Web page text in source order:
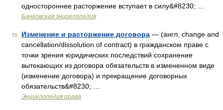
одностороннее расторжение вступает в силу&#8230; …
Банковская энциклопедия
78 Изменение и расторжение договора — (англ. change and
cancellation/dissolution of contract) в гражданском праве с
точки зрения юридических последствий сохранение
вытекающих из договора обязательств в измененном виде
(изменение договора) и прекращение договорных
обязательств&#8230; …
Энциклопедия права